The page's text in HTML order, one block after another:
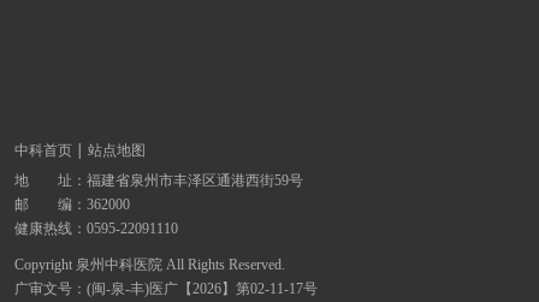
中科首页
站点地图
地 址： 福建省泉州市丰泽区通港西街59号
邮 编：362000
健康热线： 0595-22091110
Copyright 泉州中科医院 All Rights Reserved.
广审文号：(闽-泉-丰)医广【2026】第02-11-17号